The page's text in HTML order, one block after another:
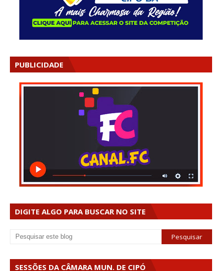
PUBLICIDADE
DIGITE ALGO PARA BUSCAR NO SITE
SESSÕES DA CÂMARA MUN. DE CIPÓ